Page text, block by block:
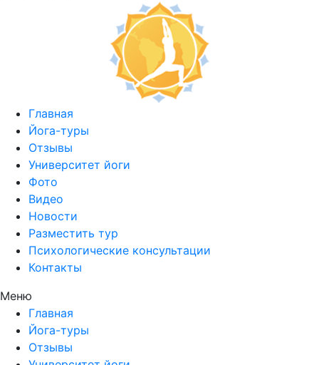
Главная
Йога-туры
Отзывы
Университет йоги
Фото
Видео
Новости
Разместить тур
Психологические консультации
Контакты
Меню
Главная
Йога-туры
Отзывы